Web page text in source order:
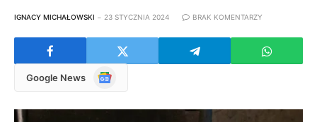
IGNACY MICHAŁOWSKI 23 STYCZNIA 2024 BRAK KOMENTARZY
Google News
Google